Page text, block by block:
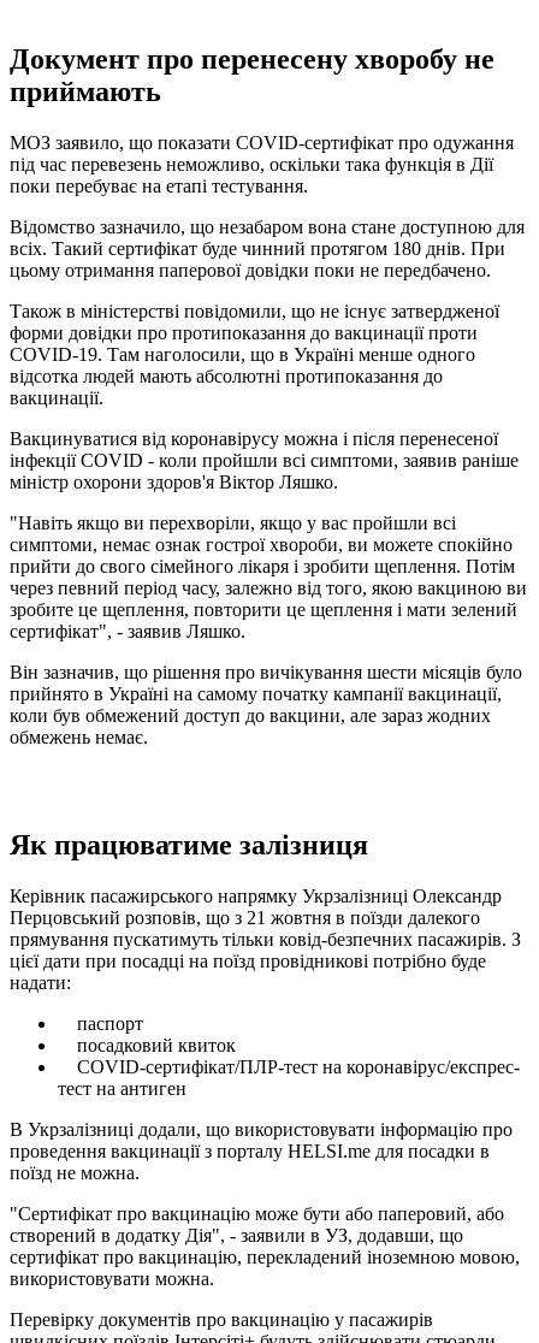
Документ про перенесену хворобу не
приймають
МОЗ заявило, що показати COVID-сертифікат про одужання
під час перевезень неможливо, оскільки така функція в Дії
поки перебуває на етапі тестування.
Відомство зазначило, що незабаром вона стане доступною для
всіх. Такий сертифікат буде чинний протягом 180 днів. При
цьому отримання паперової довідки поки не передбачено.
Також в міністерстві повідомили, що не існує затвердженої
форми довідки про протипоказання до вакцинації проти
COVID-19. Там наголосили, що в Україні менше одного
відсотка людей мають абсолютні протипоказання до
вакцинації.
Вакцинуватися від коронавірусу можна і після перенесеної
інфекції COVID - коли пройшли всі симптоми, заявив раніше
міністр охорони здоров'я Віктор Ляшко.
"Навіть якщо ви перехворіли, якщо у вас пройшли всі
симптоми, немає ознак гострої хвороби, ви можете спокійно
прийти до свого сімейного лікаря і зробити щеплення. Потім
через певний період часу, залежно від того, якою вакциною ви
зробите це щеплення, повторити це щеплення і мати зелений
сертифікат", - заявив Ляшко.
Він зазначив, що рішення про вичікування шести місяців було
прийнято в Україні на самому початку кампанії вакцинації,
коли був обмежений доступ до вакцини, але зараз жодних
обмежень немає.
Як працюватиме залізниця
Керівник пасажирського напрямку Укрзалізниці Олександр
Перцовський розповів, що з 21 жовтня в поїзди далекого
прямування пускатимуть тільки ковід-безпечних пасажирів. З
цієї дати при посадці на поїзд провідникові потрібно буде
надати:
паспорт
посадковий квиток
COVID-сертифікат/ПЛР-тест на коронавірус/експрес-
тест на антиген
В Укрзалізниці додали, що використовувати інформацію про
проведення вакцинації з порталу HELSI.me для посадки в
поїзд не можна.
"Сертифікат про вакцинацію може бути або паперовий, або
створений в додатку Дія", - заявили в УЗ, додавши, що
сертифікат про вакцинацію, перекладений іноземною мовою,
використовувати можна.
Перевірку документів про вакцинацію у пасажирів